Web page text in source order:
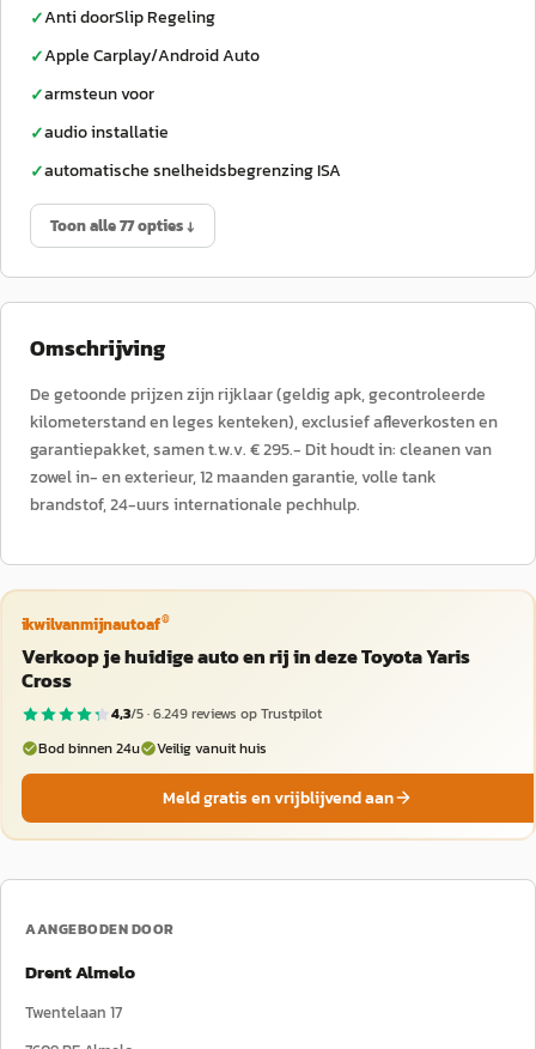
✓Anti doorSlip Regeling
✓Apple Carplay/Android Auto
✓armsteun voor
✓audio installatie
✓automatische snelheidsbegrenzing ISA
Toon alle 77 opties ↓
Omschrijving
De getoonde prijzen zijn rijklaar (geldig apk, gecontroleerde
kilometerstand en leges kenteken), exclusief afleverkosten en
garantiepakket, samen t.w.v. € 295.- Dit houdt in: cleanen van
zowel in- en exterieur, 12 maanden garantie, volle tank
brandstof, 24-uurs internationale pechhulp.
ikwilvanmijnautoaf®
Verkoop je huidige auto en rij in deze Toyota Yaris
Cross
4,3/5 ·6.249reviews op Trustpilot
Bod binnen 24u
Veilig vanuit huis
Meld gratis en vrijblijvend aan
AANGEBODEN DOOR
Drent Almelo
Twentelaan 17